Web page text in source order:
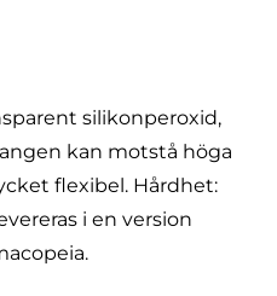
silikonperoxid,
kan motstå höga
flexibel. Hårdhet:
i en version